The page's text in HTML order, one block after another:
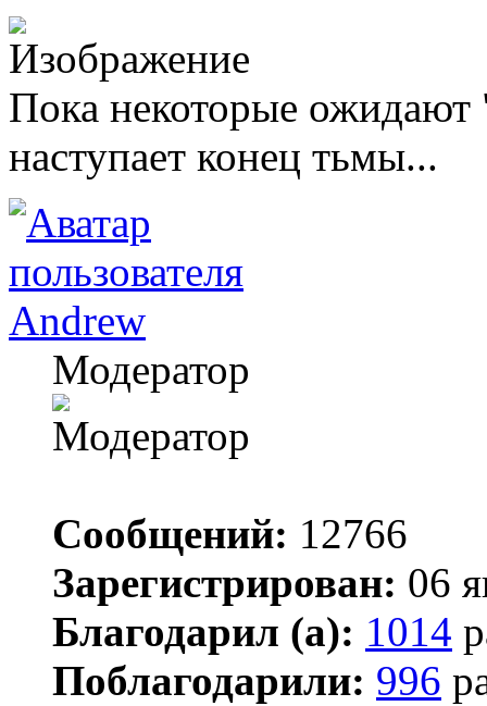
Пока некоторые ожидают
наступает конец тьмы...
Andrew
Модератор
Сообщений: 12766
Зарегистрирован: 06
Благодарил (а): 1014
Поблагодарили: 996